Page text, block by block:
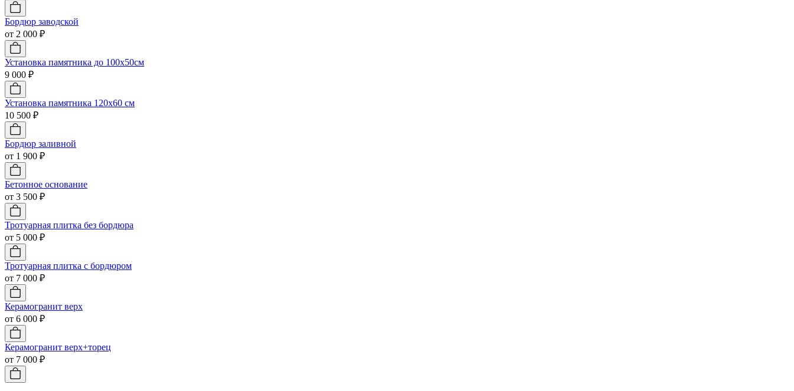
Бордюр заводской
от 2 000 ₽
Установка памятника до 100х50см
9 000 ₽
Установка памятника 120х60 см
10 500 ₽
Бордюр заливной
от 1 900 ₽
Бетонное основание
от 3 500 ₽
Тротуарная плитка без бордюра
от 5 000 ₽
Тротуарная плитка с бордюром
от 7 000 ₽
Керамогранит верх
от 6 000 ₽
Керамогранит верх+торец
от 7 000 ₽